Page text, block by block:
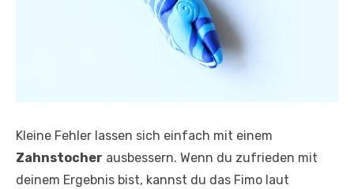
Kleine Fehler lassen sich einfach mit einem
Zahnstocher ausbessern. Wenn du zufrieden mit
deinem Ergebnis bist, kannst du das Fimo laut